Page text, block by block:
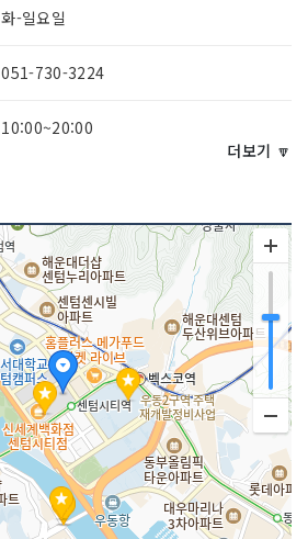
화-일요일
051-730-3224
10:00~20:00
있음
신발류
환급서비스 제공방식 : 사후
더보기 🔽